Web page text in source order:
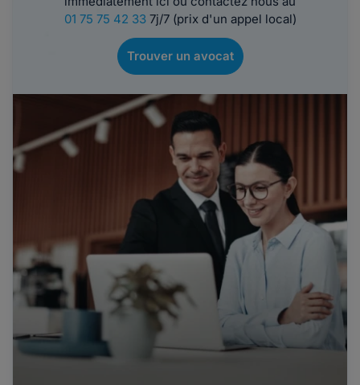
01 75 75 42 337j/7 (prix d'un appel local)
Trouver un avocat